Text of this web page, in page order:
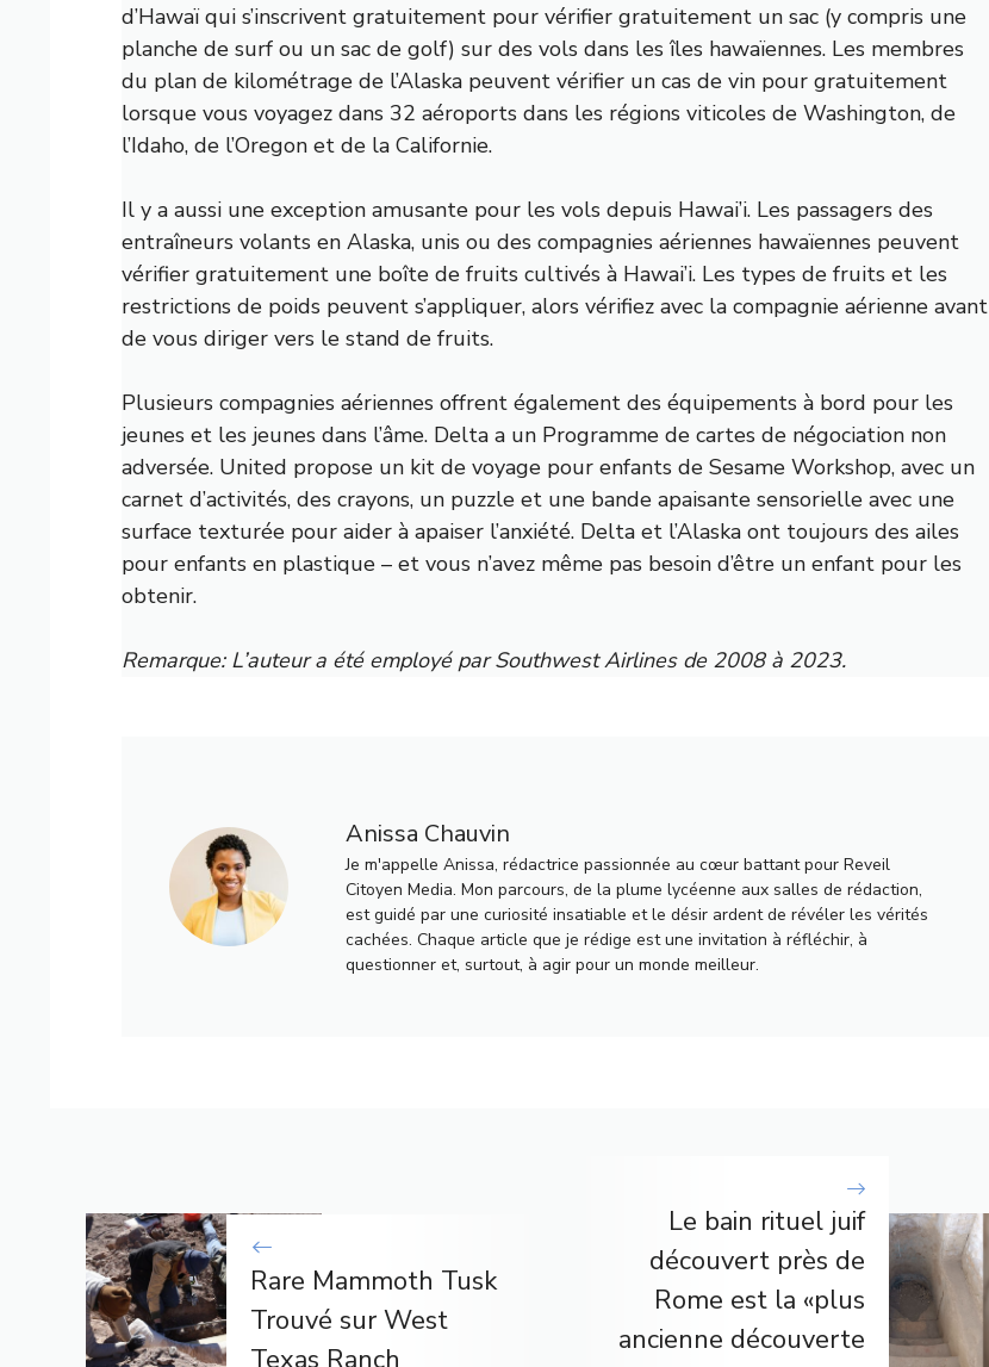
d’Hawaï qui s’inscrivent gratuitement pour vérifier gratuitement un sac (y compris une
planche de surf ou un sac de golf) sur des vols dans les îles hawaïennes. Les membres
du plan de kilométrage de l’Alaska peuvent vérifier un cas de vin pour gratuitement
lorsque vous voyagez dans 32 aéroports dans les régions viticoles de Washington, de
l’Idaho, de l’Oregon et de la Californie.
Il y a aussi une exception amusante pour les vols depuis Hawai’i. Les passagers des
entraîneurs volants en Alaska, unis ou des compagnies aériennes hawaïennes peuvent
vérifier gratuitement une boîte de fruits cultivés à Hawai’i. Les types de fruits et les
restrictions de poids peuvent s’appliquer, alors vérifiez avec la compagnie aérienne avant
de vous diriger vers le stand de fruits.
Plusieurs compagnies aériennes offrent également des équipements à bord pour les
jeunes et les jeunes dans l’âme. Delta a un Programme de cartes de négociation non
adversée. United propose un kit de voyage pour enfants de Sesame Workshop, avec un
carnet d’activités, des crayons, un puzzle et une bande apaisante sensorielle avec une
surface texturée pour aider à apaiser l’anxiété. Delta et l’Alaska ont toujours des ailes
pour enfants en plastique – et vous n’avez même pas besoin d’être un enfant pour les
obtenir.
Remarque: L’auteur a été employé par Southwest Airlines de 2008 à 2023.
Anissa Chauvin
Je m'appelle Anissa, rédactrice passionnée au cœur battant pour Reveil
Citoyen Media. Mon parcours, de la plume lycéenne aux salles de rédaction,
est guidé par une curiosité insatiable et le désir ardent de révéler les vérités
cachées. Chaque article que je rédige est une invitation à réfléchir, à
questionner et, surtout, à agir pour un monde meilleur.
Rare Mammoth Tusk
Trouvé sur West
Texas Ranch
Le bain rituel juif
découvert près de
Rome est la «plus
ancienne découverte